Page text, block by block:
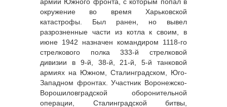
окружение во время Харьковской
катастрофы. Был ранен, но вывел
разрозненные части из котла к своим, в
июне 1942 назначен командиром 1118-го
стрелкового полка 333-й стрелковой
дивизии в 9-й, 38-й, 21-й, 5-й танковой
армиях на Южном, Сталинградском, Юго-
Западном фронтах. Участник Воронежско-
Ворошиловградской оборонительной
операции, Сталинградской битвы,